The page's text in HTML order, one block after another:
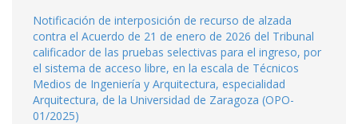
Notificación de interposición de recurso de alzada
contra el Acuerdo de 21 de enero de 2026 del Tribunal
calificador de las pruebas selectivas para el ingreso, por
el sistema de acceso libre, en la escala de Técnicos
Medios de Ingeniería y Arquitectura, especialidad
Arquitectura, de la Universidad de Zaragoza (OPO-
01/2025)